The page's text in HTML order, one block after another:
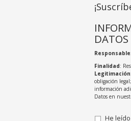
DATOS
Responsable
Finalidad:
Legitimación
obligación legal;
información
Datos en
He